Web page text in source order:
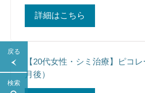
戻る
検索
詳細はこちら
【20代女性・シミ治療】ピコ
月後）